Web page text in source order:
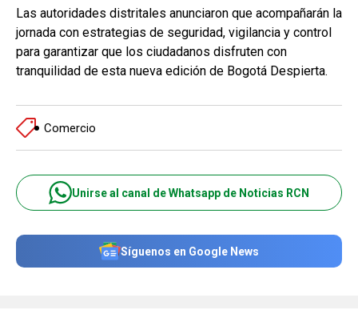
Las autoridades distritales anunciaron que acompañarán la
jornada con estrategias de seguridad, vigilancia y control
para garantizar que los ciudadanos disfruten con
tranquilidad de esta nueva edición de Bogotá Despierta.
Comercio
Unirse al canal de Whatsapp de Noticias RCN
Síguenos en Google News